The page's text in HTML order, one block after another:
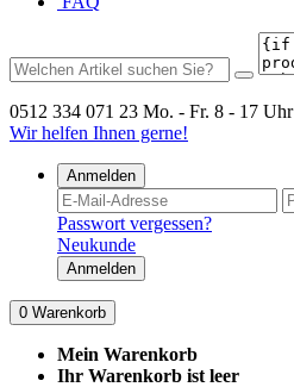
0512 334 071 23 Mo. - Fr. 8 - 17 Uhr
Wir helfen Ihnen gerne!
Anmelden
Passwort vergessen?
Neukunde
Anmelden
0 Warenkorb
Mein Warenkorb
Ihr Warenkorb ist leer